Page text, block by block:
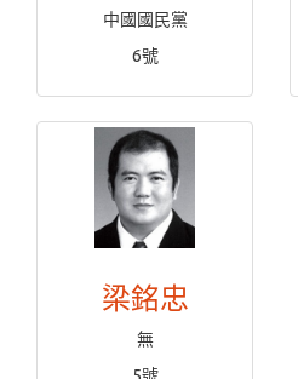
中國國民黨
6號
梁銘忠
無